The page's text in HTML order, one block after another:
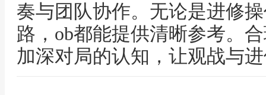
奏与团队协作。无论是进修
路，ob都能提供清晰参考。
加深对局的认知，让观战与